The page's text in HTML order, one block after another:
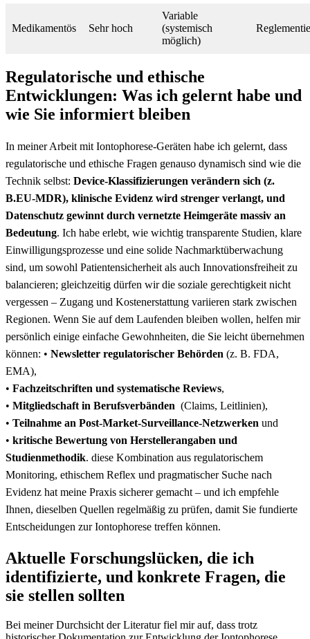
Medikamentös Sehr ⁣hoch
Variable
(systemisch
möglich)
Regulatorische und ethische
Entwicklungen: Was ⁤ich gelernt habe und
⁢wie Sie informiert‍ bleiben
In ‍meiner Arbeit mit Iontophorese-Geräten habe ich gelernt, dass
‍regulatorische und ​ethische ​Fragen genauso ⁣dynamisch ‌sind wie⁤ die
Technik selbst: Device-Klassifizierungen verändern sich​ (z.
B.EU‑MDR), ⁣klinische Evidenz wird strenger verlangt,​ und
Datenschutz gewinnt durch‍ vernetzte Heimgeräte massiv an
Bedeutung. Ich⁤ habe erlebt, wie⁤ wichtig transparente Studien, klare‌
Einwilligungsprozesse und ⁢eine ‌solide Nachmarktüberwachung
sind,⁣ um sowohl Patientensicherheit als⁤ auch Innovationsfreiheit zu
balancieren;⁤ gleichzeitig‌ dürfen wir die soziale gerechtigkeit nicht
vergessen – Zugang‍ und ‌Kostenerstattung ⁢variieren stark ‌zwischen
Regionen. Wenn Sie auf dem‌ Laufenden bleiben wollen,⁢ helfen mir
persönlich einige ⁣einfache Gewohnheiten, die ‌Sie leicht übernehmen
⁢können:‍ • Newsletter regulatorischer Behörden (z. B. FDA,
‌EMA), ⁣
• Fachzeitschriften und systematische Reviews,
• Mitgliedschaft in⁤ Berufsverbänden ⁤ (Claims, Leitlinien),
• Teilnahme ‌an Post‑Market‑Surveillance‑Netzwerken und ⁣
• kritische Bewertung von Herstellerangaben und
Studienmethodik. diese Kombination aus ⁤regulatorischem
Monitoring, ethischem Reflex und pragmatischer ​Suche‍ nach
Evidenz hat‍ meine Praxis ⁢sicherer gemacht – und ich⁤ empfehle
Ihnen, dieselben Quellen regelmäßig zu prüfen,⁤ damit Sie fundierte⁢
Entscheidungen zur Iontophorese​ treffen können.
Aktuelle ⁤Forschungslücken, die ich
identifizierte, und konkrete Fragen, die
sie stellen ⁣sollten
Bei meiner Durchsicht der Literatur fiel mir auf, dass⁣ trotz